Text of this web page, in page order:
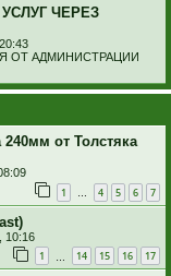
ЧЕРЕЗ
ОТ АДМИНИСТРАЦИИ
от Толстяка
1 … 4 5 6 7
10:16
1 14 15 16 17